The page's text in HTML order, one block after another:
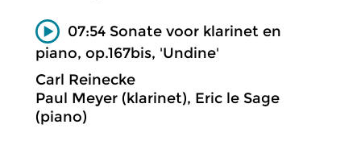
07:54 Sonate voor klarinet en
piano, op.167bis, 'Undine'
Carl Reinecke
Paul Meyer (klarinet), Eric le Sage
(piano)